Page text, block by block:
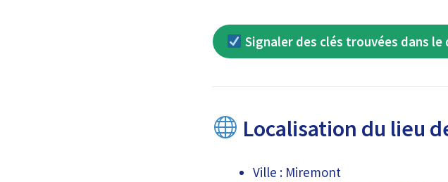
Signaler des clés trouvées dans
Localisation du lieu
Ville : Miremont